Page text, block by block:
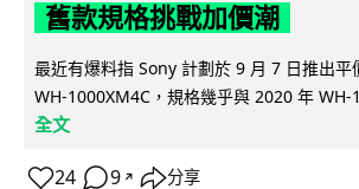
舊款規格挑戰加價潮
最近有爆料指 Sony 計劃於 9 月 7 日推出平
WH-1000XM4C，規格幾乎與 2020 年 WH-
全文
24 9 ↗ 分享